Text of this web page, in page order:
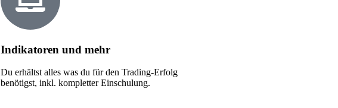
Indikatoren und mehr
Du erhältst alles was du für den Trading-Erfolg
benötigst, inkl. kompletter Einschulung.